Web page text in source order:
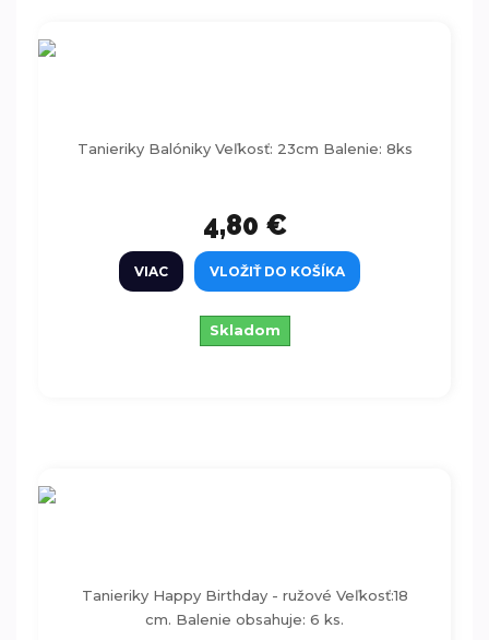
Tanieriky Balóniky Veľkosť: 23cm Balenie: 8ks
4,80 €
VIAC VLOŽIŤ DO KOŠÍKA
Skladom
Tanieriky Happy Birthday - ružové Veľkosť:18
cm. Balenie obsahuje: 6 ks.